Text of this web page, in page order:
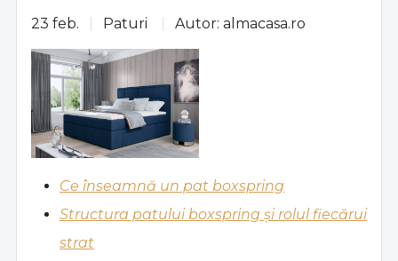
23 feb. Paturi Autor: almacasa.ro
Ce înseamnă un pat boxspring
Structura patului boxspring și rolul fiecărui
strat